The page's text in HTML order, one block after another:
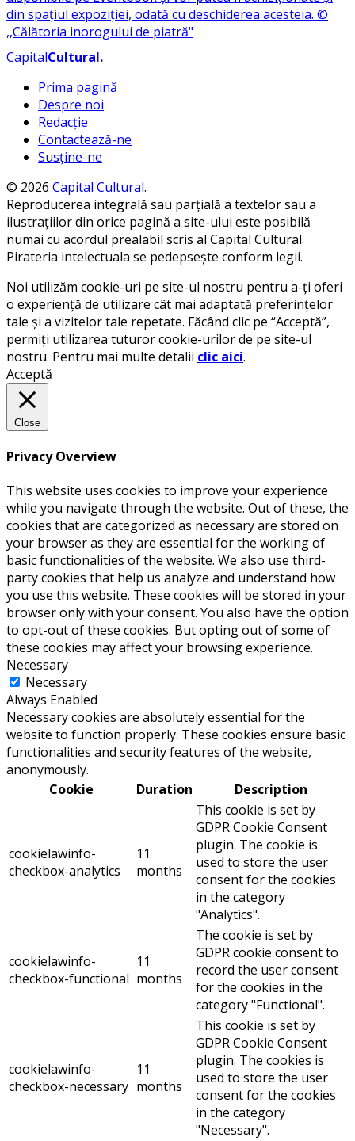
CapitalCultural.
Prima pagină
Despre noi
Redacție
Contactează-ne
Susține-ne
© 2026 Capital Cultural.
Reproducerea integrală sau parțială a textelor sau a
ilustrațiilor din orice pagină a site-ului este posibilă
numai cu acordul prealabil scris al Capital Cultural.
Pirateria intelectuala se pedepsește conform legii.
Noi utilizăm cookie-uri pe site-ul nostru pentru a-ți oferi
o experiență de utilizare cât mai adaptată preferințelor
tale și a vizitelor tale repetate. Făcând clic pe “Acceptă”,
permiți utilizarea tuturor cookie-urilor de pe site-ul
nostru. Pentru mai multe detalii clic aici.
Acceptă
Close
Privacy Overview
This website uses cookies to improve your experience
while you navigate through the website. Out of these, the
cookies that are categorized as necessary are stored on
your browser as they are essential for the working of
basic functionalities of the website. We also use third-
party cookies that help us analyze and understand how
you use this website. These cookies will be stored in your
browser only with your consent. You also have the option
to opt-out of these cookies. But opting out of some of
these cookies may affect your browsing experience.
Necessary
Necessary
Always Enabled
Necessary cookies are absolutely essential for the
website to function properly. These cookies ensure basic
functionalities and security features of the website,
anonymously.
Cookie
Duration Description
cookielawinfo-
checkbox-analytics
11
months
This cookie is set by
GDPR Cookie Consent
plugin. The cookie is
used to store the user
consent for the cookies
in the category
"Analytics".
cookielawinfo-
checkbox-functional
11
months
The cookie is set by
GDPR cookie consent to
record the user consent
for the cookies in the
category "Functional".
cookielawinfo-
checkbox-necessary
11
months
This cookie is set by
GDPR Cookie Consent
plugin. The cookies is
used to store the user
consent for the cookies
in the category
"Necessary".